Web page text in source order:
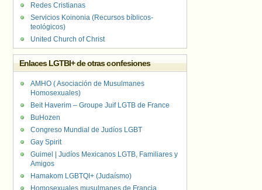
Redes Cristianas
Servicios Koinonia (Recursos bíblicos-
teológicos)
United Church of Christ
Enlaces LGTBI+ de otras confesiones
AMHO ( Asociación de Musulmanes
Homosexuales)
Beit Haverim – Groupe Juif LGTB de France
BuHozen
Congreso Mundial de Judíos LGBT
Gay Spirit
Guimel | Judíos Mexicanos LGTB, Familiares y
Amigos
Hamakom LGBTQI+ (Judaísmo)
Homosexuales musulmanes de Francia